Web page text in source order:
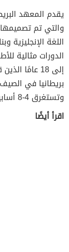
يقدم المعهد
والتي تم
اللغة
إلى 18 عامًا
بريطانيا في
وتستغرق 4-8 أسابيع.
اقرأ أيضًا